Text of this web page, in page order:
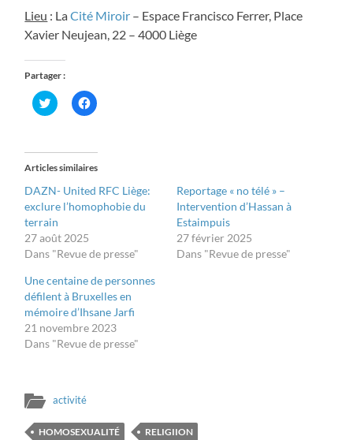
Lieu : LaCité Miroir – Espace Francisco Ferrer, Place
Xavier Neujean, 22 – 4000 Liège
Partager :
Cliquez
pour
dans
une
nouvelle
Cliquez
pour
dans
nouvelle
Articles similaires
DAZN- United RFC Liège:
exclure l’homophobie du
terrain
27 août 2025
Dans "Revue de presse"
Reportage « no télé » –
Intervention d’Hassan à
Estaimpuis
27 février 2025
Dans "Revue de presse"
Une centaine de personnes
défilent à Bruxelles en
mémoire d’Ihsane Jarfi
21 novembre 2023
Dans "Revue de presse"
activité
HOMOSEXUALITÉ RELIGIION